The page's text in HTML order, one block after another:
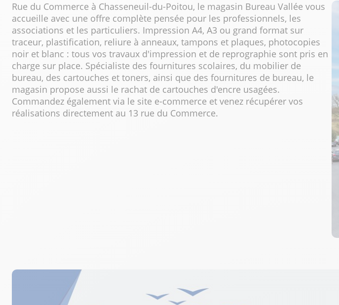
Rue du Commerce à Chasseneuil-du-Poitou, le magasin Bureau Vallée vous
accueille avec une offre complète pensée pour les professionnels, les
associations et les particuliers. Impression A4, A3 ou grand format sur
traceur, plastification, reliure à anneaux, tampons et plaques, photocopies
noir et blanc : tous vos travaux d'impression et de reprographie sont pris en
charge sur place. Spécialiste des fournitures scolaires, du mobilier de
bureau, des cartouches et toners, ainsi que des fournitures de bureau, le
magasin propose aussi le rachat de cartouches d'encre usagées.
Commandez également via le site e-commerce et venez récupérer vos
réalisations directement au 13 rue du Commerce.